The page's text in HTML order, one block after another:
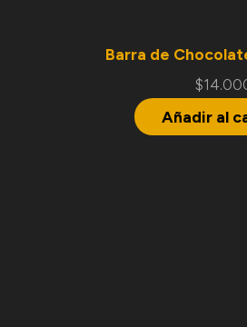
Barra de
$
Añadir al